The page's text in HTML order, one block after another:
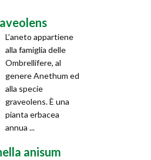
L’aneto appartiene
alla famiglia delle
Ombrellifere, al
genere Anethum ed
alla specie
graveolens. È una
pianta erbacea
annua ...
anisum